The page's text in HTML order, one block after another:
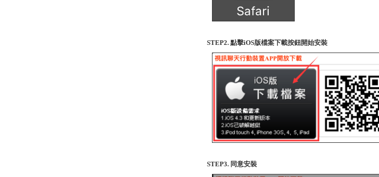
STEP2. 點擊iOS版檔案下載按鈕開始安裝
STEP3. 同意安裝